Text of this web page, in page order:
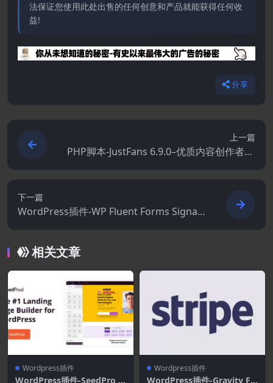
法保证您使用此处出售的任何创意和产品就能获得任何收
益!
分享
上一篇
PHP脚本-JustFans 6.9.0–优质内容创作者Sa
aS平台
下一篇
WordPress插件-WP Fluent Forms Signat
ure 4.3.11[Fluent Forms Pro Add-On拓展]
相关文章
Wordpress插件
WordPress插件-SeedPro C
Wordpress插件
WordPress插件-Gravity Fo